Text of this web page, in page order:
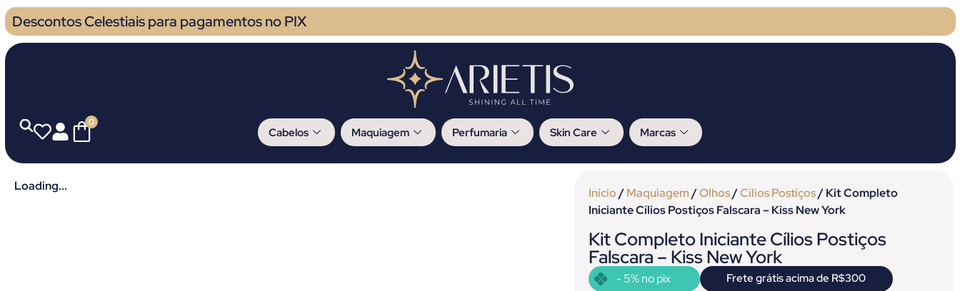
Descontos Celestiais para pagamentos no PIX
Cabelos Maquiagem Perfumaria Skin Care Marcas
0
Loading... Início/Maquiagem/Olhos/Cílios Postiços/ Kit Completo
Iniciante Cílios Postiços Falscara – Kiss New York
Kit Completo Iniciante Cílios Postiços
Falscara – Kiss New York
- 5% no pix
Frete grátis acima de R$300